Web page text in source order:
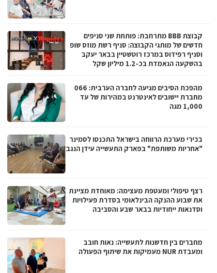
קבוצת BBB מתרחבת: פותחת שני סניפים
חדשים של מותגי הקבוצה: סניף רשת מוזס שופ
וסניף רפידוס במרכז רוטשטיין בבאר יעקב
בהשקעה הנאמדת בכ-1.2 מיליון שקל
מהפכת הסיבים מגיעה לחברה הערבית: 066
מחברת יישובים לאינטרנט במהירות של עד
1,000 מגה
בכירי מערכת הרווחה בישראל התכנסו לסמינר
"אחריות משותפת" בפארק התעשייה עידן הנגב
רצף טיפולי ומעטפת מעצימה: מאוחדת מציינת
את שבוע ההנקה הבינלאומי בסדרת פעילויות
וסדנאות ייחודיות בבאר שבע והסביבה
מחברים בין חדשנות לתעשייה: נאות חובב
ומעבדת NUR מעמיקות את שיתוף הפעולה